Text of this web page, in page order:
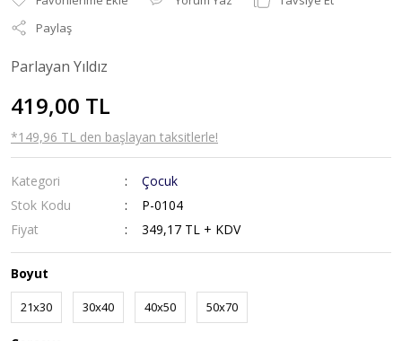
Paylaş
Parlayan Yıldız
419,00 TL
*149,96 TL den başlayan taksitlerle!
Kategori
Çocuk
Stok Kodu
P-0104
Fiyat
349,17 TL + KDV
Boyut
21x30 30x40 40x50 50x70